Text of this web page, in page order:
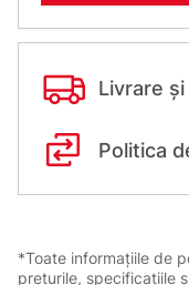
Livrare
Politica
*Toate informațiile de
prețurile, specificațiile